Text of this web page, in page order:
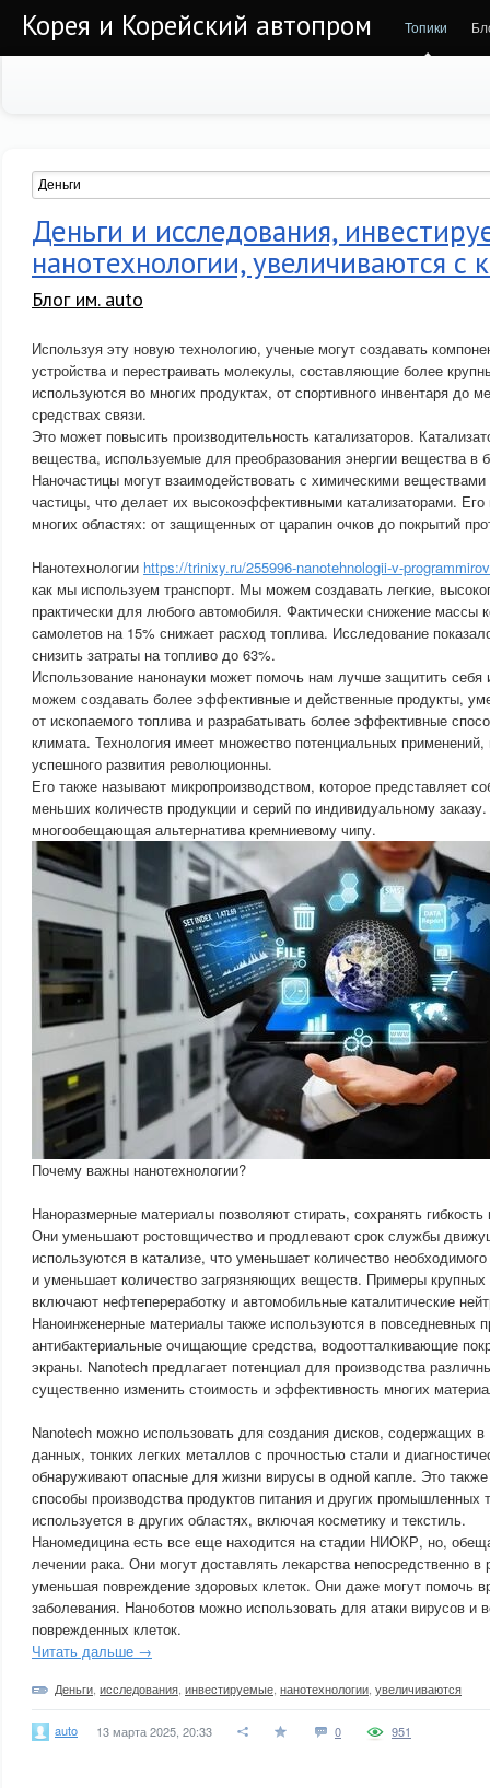
Корея и Корейский автопром Топики
Деньги и исследования,
нанотехнологии, увеличиваются
Блог им. auto
Используя эту новую технологию, ученые могут создавать
устройства и перестраивать молекулы, составляющие более
используются во многих продуктах, от спортивного инвентаря до
средствах связи.
Это может повысить производительность катализаторов.
вещества, используемые для преобразования энергии вещества в
Наночастицы могут взаимодействовать с химическими
частицы, что делает их высокоэффективными катализаторами.
многих областях: от защищенных от царапин очков до покрытий
Нанотехнологии https://trinixy.ru/255996-nanotehnologii-v-
как мы используем транспорт. Мы можем создавать легкие,
практически для любого автомобиля. Фактически снижение массы
самолетов на 15% снижает расход топлива. Исследование
снизить затраты на топливо до 63%.
Использование нанонауки может помочь нам лучше защитить
можем создавать более эффективные и действенные продукты,
от ископаемого топлива и разрабатывать более эффективные
климата. Технология имеет множество потенциальных
успешного развития революционны.
Его также называют микропроизводством, которое представляет
меньших количеств продукции и серий по индивидуальному
многообещающая альтернатива кремниевому чипу.
Почему важны нанотехнологии?
Наноразмерные материалы позволяют стирать, сохранять
Они уменьшают ростовщичество и продлевают срок службы
используются в катализе, что уменьшает количество
и уменьшает количество загрязняющих веществ. Примеры крупных
включают нефтепереработку и автомобильные каталитические
Наноинженерные материалы также используются в повседневных
антибактериальные очищающие средства, водоотталкивающие
экраны. Nanotech предлагает потенциал для производства
существенно изменить стоимость и эффективность многих
Nanotech можно использовать для создания дисков, содержащих
данных, тонких легких металлов с прочностью стали и
обнаруживают опасные для жизни вирусы в одной капле. Это
способы производства продуктов питания и других промышленных
используется в других областях, включая косметику и текстиль.
Наномедицина есть все еще находится на стадии НИОКР, но,
лечении рака. Они могут доставлять лекарства непосредственно
уменьшая повреждение здоровых клеток. Они даже могут помочь
заболевания. Наноботов можно использовать для атаки вирусов и
поврежденных клеток.
Читать дальше →
Деньги исследования инвестируемые нанотехнологии увеличиваются
auto 13 марта 2025, 20:33 0 951